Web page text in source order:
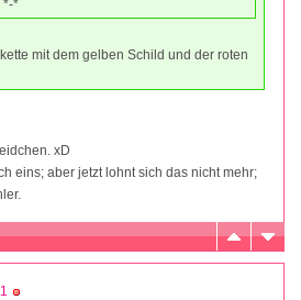
*-*
mit dem gelben Schild und der roten
xD
eins; aber jetzt lohnt sich das nicht mehr;